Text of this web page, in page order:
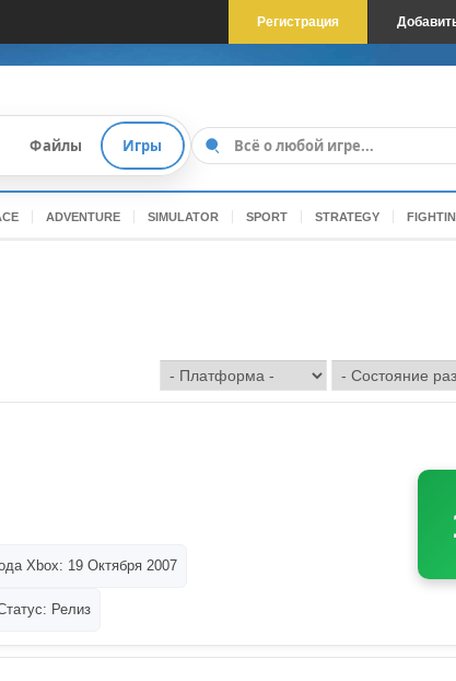
Файлы Игры
ADVENTURE SIMULATOR SPORT STRATEGY
Xbox: 19 Октября 2007
Релиз
Регистрация